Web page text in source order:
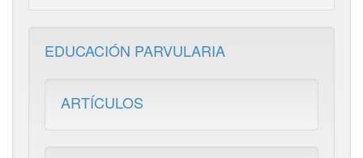
EDUCACIÓN PARVULARIA
ARTÍCULOS